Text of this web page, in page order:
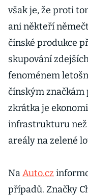
však je, že proti
ani někteří
čínské produkce
skupování
fenoménem
čínským značkám
zkrátka je
infrastrukturu než
areály na zelené
NaAuto.cz
případů. Značky